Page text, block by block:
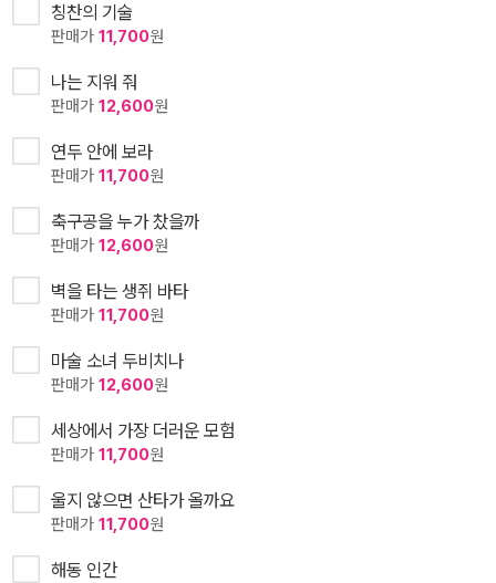
칭찬의 기술
판매가 11,700원
나는 지워 줘
판매가 12,600원
연두 안에 보라
판매가 11,700원
축구공을 누가 찼을까
판매가 12,600원
벽을 타는 생쥐 바타
판매가 11,700원
마술 소녀 두비치나
판매가 12,600원
세상에서 가장 더러운 모험
판매가 11,700원
울지 않으면 산타가 올까요
판매가 11,700원
해동 인간